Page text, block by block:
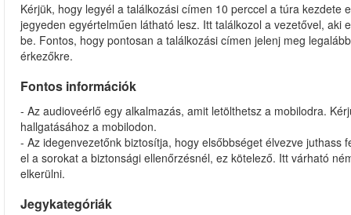
Kérjük, hogy legyél a találkozási címen 10 perccel a túra
jegyeden egyértelműen látható lesz. Itt találkozol a vezetővel,
be. Fontos, hogy pontosan a találkozási címen jelenj meg
érkezőkre.
Fontos információk
- Az audioveérlő egy alkalmazás, amit letölthetsz a mobilodra.
hallgatásához a mobilodon.
- Az idegenvezetőnk biztosítja, hogy elsőbbséget élvezve
el a sorokat a biztonsági ellenőrzésnél, ez kötelező. Itt várható
elkerülni.
Jegykategóriák